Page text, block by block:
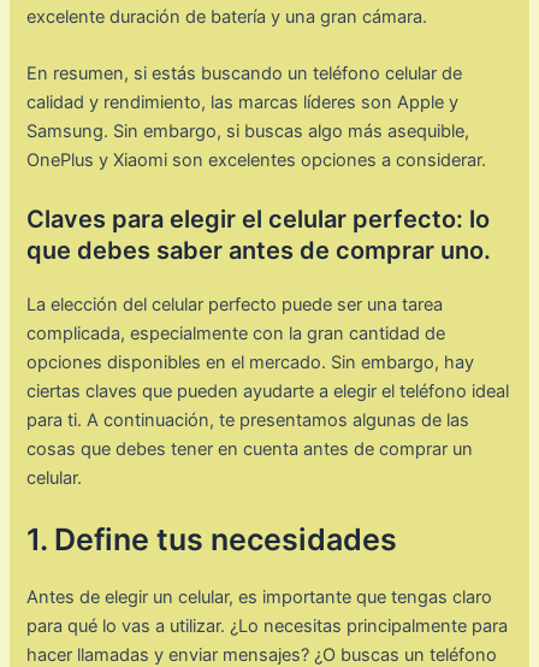
excelente duración de batería y una gran cámara.
En resumen, si estás buscando un teléfono celular de
calidad y rendimiento, las marcas líderes son Apple y
Samsung. Sin embargo, si buscas algo más asequible,
OnePlus y Xiaomi son excelentes opciones a considerar.
Claves para elegir el celular perfecto: lo
que debes saber antes de comprar uno.
La elección del celular perfecto puede ser una tarea
complicada, especialmente con la gran cantidad de
opciones disponibles en el mercado. Sin embargo, hay
ciertas claves que pueden ayudarte a elegir el teléfono ideal
para ti. A continuación, te presentamos algunas de las
cosas que debes tener en cuenta antes de comprar un
celular.
1. Define tus necesidades
Antes de elegir un celular, es importante que tengas claro
para qué lo vas a utilizar. ¿Lo necesitas principalmente para
hacer llamadas y enviar mensajes? ¿O buscas un teléfono